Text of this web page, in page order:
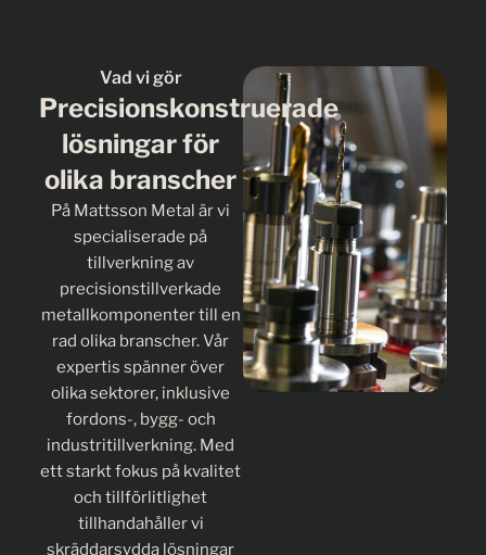
Vad vi gör
Precisionskonstruerade
lösningar för
olika branscher
På Mattsson Metal är vi
specialiserade på
tillverkning av
precisionstillverkade
metallkomponenter till en
rad olika branscher. Vår
expertis spänner över
olika sektorer, inklusive
fordons-, bygg- och
industritillverkning. Med
ett starkt fokus på kvalitet
och tillförlitlighet
tillhandahåller vi
skräddarsydda lösningar